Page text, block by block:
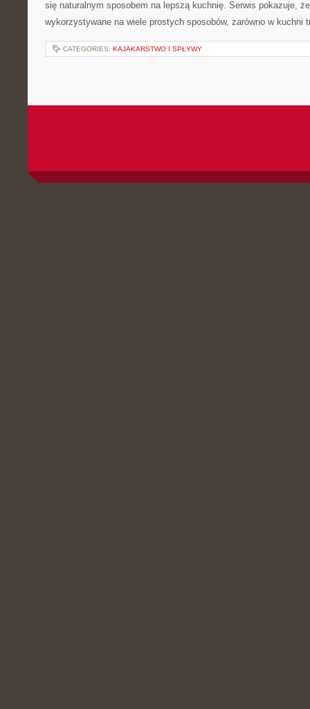
się naturalnym sposobem na lepszą kuchnię. Serwis pokazuje,
wykorzystywane na wiele prostych sposobów, zarówno w
CATEGORIES: KAJAKARSTWO I SPŁYWY